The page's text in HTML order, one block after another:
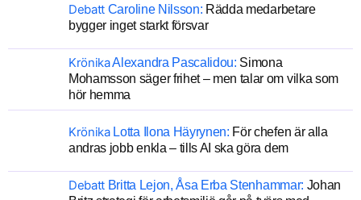
Debatt Caroline Nilsson: Rädda medarbetare
bygger inget starkt försvar
KrönikaAlexandra Pascalidou: Simona
Mohamsson säger frihet – men talar om vilka som
hör hemma
Krönika Lotta Ilona Häyrynen: För chefen är alla
andras jobb enkla – tills AI ska göra dem
Debatt Britta Lejon, Åsa Erba Stenhammar: Johan